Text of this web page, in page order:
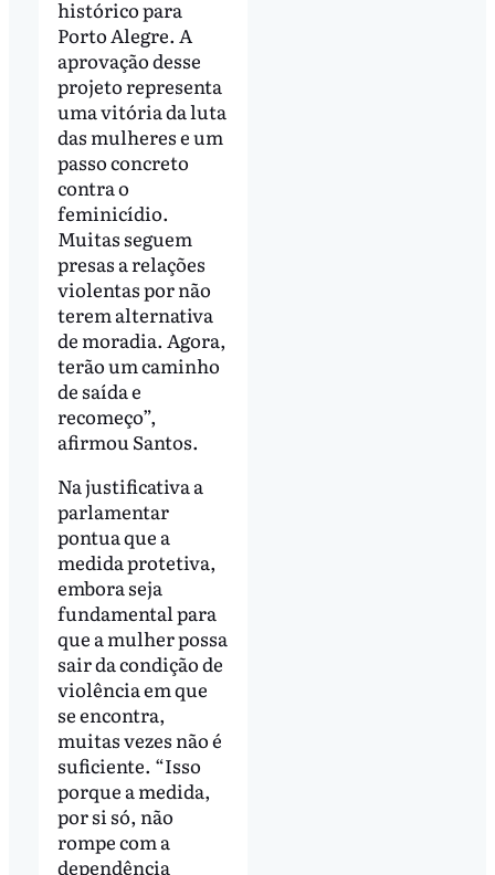
histórico para
Porto Alegre. A
aprovação desse
projeto representa
uma vitória da luta
das mulheres e um
passo concreto
contra o
feminicídio.
Muitas seguem
presas a relações
violentas por não
terem alternativa
de moradia. Agora,
terão um caminho
de saída e
recomeço”,
afirmou Santos.
Na justificativa a
parlamentar
pontua que a
medida protetiva,
embora seja
fundamental para
que a mulher possa
sair da condição de
violência em que
se encontra,
muitas vezes não é
suficiente. “Isso
porque a medida,
por si só, não
rompe com a
dependência